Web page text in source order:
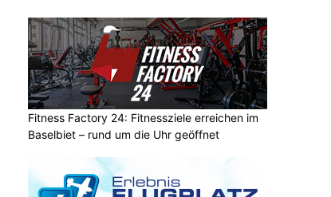
Fitness Factory 24: Fitnessziele erreichen im
Baselbiet – rund um die Uhr geöffnet